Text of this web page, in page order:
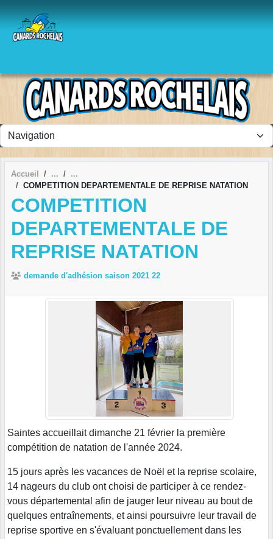
Accueil
COMPETITION DEPARTEMENTALE DE REPRISE NATATION
COMPETITION
DEPARTEMENTALE DE
REPRISE NATATION
demande d'adhésion saison 2021 22
Saintes accueillait dimanche 21 février la première
compétition de natation de l'année 2024.
15 jours après les vacances de Noël et la reprise scolaire,
14 nageurs du club ont choisi de participer à ce rendez-
vous départemental afin de jauger leur niveau au bout de
quelques entraînements, et ainsi poursuivre leur travail de
reprise sportive en s'évaluant ponctuellement dans les